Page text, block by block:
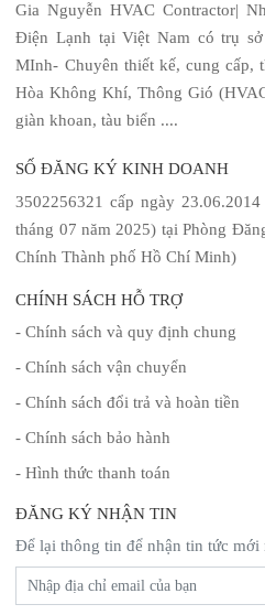
Gia Nguyễn HVAC Contractor|
Điện Lạnh tại Việt Nam có trụ
MInh- Chuyên thiết kế, cung cấp,
Hòa Không Khí, Thông Gió
giàn khoan, tàu biển ....
SỐ ĐĂNG KÝ KINH DOANH
3502256321 cấp ngày
tháng 07 năm 2025) tại Phòng
Chính Thành phố Hồ Chí Minh)
CHÍNH SÁCH HỖ TRỢ
- Chính sách và quy định chung
- Chính sách vận chuyển
- Chính sách đổi trả và hoàn tiền
- Chính sách bảo hành
- Hình thức thanh toán
ĐĂNG KÝ NHẬN TIN
Để lại thông tin để nhận tin tức mới